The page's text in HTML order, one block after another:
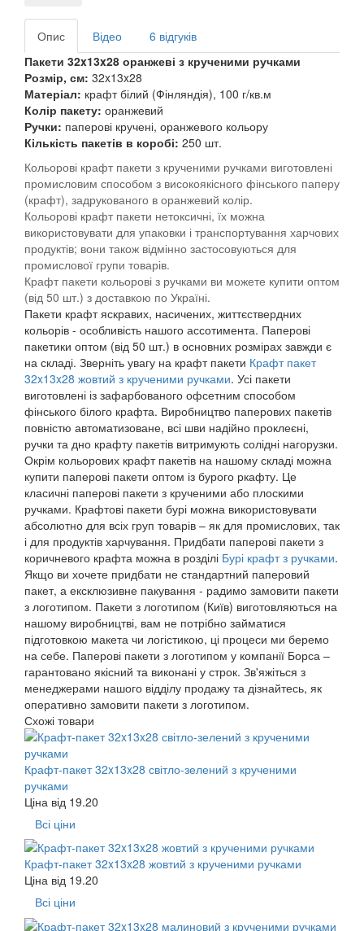
Опис Відео
6 відгуків
Пакети 32x13x28 оранжеві з крученими ручками
Розмір, см: 32x13x28
Матеріал: крафт білий (Фінляндія), 100 г/кв.м
Колір пакету: оранжевий
Ручки: паперові кручені, оранжевого кольору
Кількість пакетів в коробі: 250 шт.
Кольорові крафт пакети з крученими ручками виготовлені
промисловим способом з високоякісного фінського паперу
(крафт), задрукованого в оранжевий колір.
Кольорові крафт пакети нетоксичні, їх можна
використовувати для упаковки і транспортування харчових
продуктів; вони також відмінно застосовуються для
промислової групи товарів.
Крафт пакети кольорові з ручками ви можете купити оптом
(від 50 шт.) з доставкою по Україні.
Пакети крафт яскравих, насичених, життєствердних
кольорів - особливість нашого ассотимента. Паперові
пакетики оптом (від 50 шт.) в основних розмірах завжди є
на складі. Зверніть увагу на крафт пакети Крафт пакет
32x13x28 жовтий з крученими ручками. Усі пакети
виготовлені із зафарбованого офсетним способом
фінського білого крафта. Виробництво паперових пакетів
повністю автоматизоване, всі шви надійно проклеєні,
ручки та дно крафту пакетів витримують солідні нагорузки.
Окрім кольорових крафт пакетів на нашому складі можна
купити паперові пакети оптом із бурого ркафту. Це
класичні паперові пакети з крученими або плоскими
ручками. Крафтові пакети бурі можна використовувати
абсолютно для всіх груп товарів – як для промислових, так
і для продуктів харчування. Придбати паперові пакети з
коричневого крафта можна в розділі Бурі крафт з ручками.
Якщо ви хочете придбати не стандартний паперовий
пакет, а ексклюзивне пакування - радимо замовити пакети
з логотипом. Пакети з логотипом (Київ) виготовляються на
нашому виробництві, вам не потрібно займатися
підготовкою макета чи логістикою, ці процеси ми беремо
на себе. Паперові пакети з логотипом у компанії Борса –
гарантовано якісний та виконані у строк. Зв'яжіться з
менеджерами нашого відділу продажу та дізнайтесь, як
оперативно замовити пакети з логотипом.
Схожі товари
Крафт-пакет 32x13x28 світло-зелений з крученими
ручками
Ціна від 19.20
Всі ціни
Крафт-пакет 32x13x28 жовтий з крученими ручками
Ціна від 19.20
Всі ціни